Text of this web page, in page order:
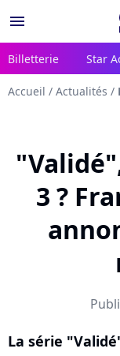
menu
Billetterie Star
Accueil / Actualités /
3 ?
La série